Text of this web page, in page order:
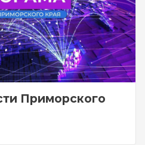
Приморского